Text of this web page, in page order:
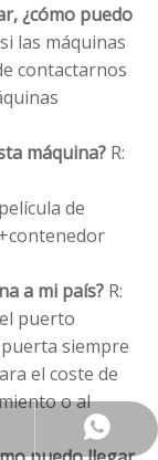
¿cómo puedo
las máquinas
contactarnos
máquina? R:
de
a mi país? R:
puerto
siempre
el coste de
o al